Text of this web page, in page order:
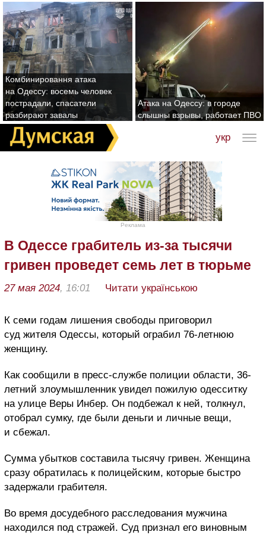
Комбинировання атака
на Одессу: восемь человек
пострадали, спасатели
разбирают завалы
Атака на Одессу: в городе
слышны взрывы, работает ПВО
укр
Реклама
В Одессе грабитель из-за тысячи
гривен проведет семь лет в тюрьме
27 мая 2024, 16:01 Читати українською
К семи годам лишения свободы приговорил
суд жителя Одессы, который ограбил 76-летнюю
женщину.
Как сообщили в пресс-службе полиции области, 36-
летний злоумышленник увидел пожилую одесситку
на улице Веры Инбер. Он подбежал к ней, толкнул,
отобрал сумку, где были деньги и личные вещи,
и сбежал.
Сумма убытков составила тысячу гривен. Женщина
сразу обратилась к полицейским, которые быстро
задержали грабителя.
Во время досудебного расследования мужчина
находился под стражей. Суд признал его виновным